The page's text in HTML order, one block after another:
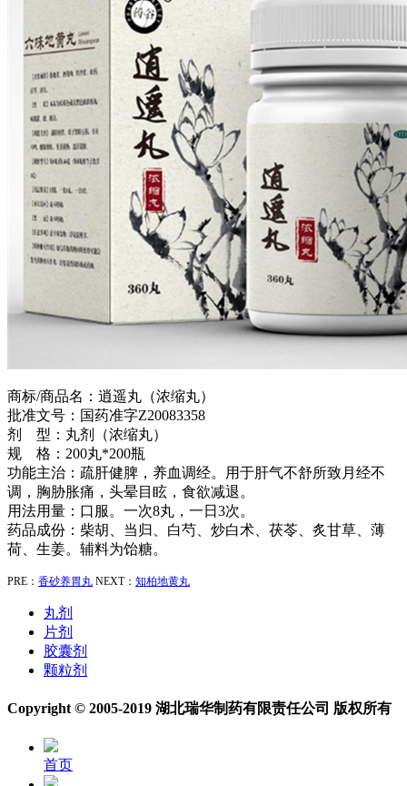
商标/商品名：逍遥丸（浓缩丸）
批准文号：国药准字Z20083358
剂 型：丸剂（浓缩丸）
规 格：200丸*200瓶
功能主治：疏肝健脾，养血调经。用于肝气不舒所致月经不
调，胸胁胀痛，头晕目眩，食欲减退。
用法用量：口服。一次8丸，一日3次。
药品成份：柴胡、当归、白芍、炒白术、茯苓、炙甘草、薄
荷、生姜。辅料为饴糖。
PRE： 香砂养胃丸 NEXT： 知柏地黄丸
丸剂
片剂
胶囊剂
颗粒剂
Copyright © 2005-2019 湖北瑞华制药有限责任公司 版权所有
首页